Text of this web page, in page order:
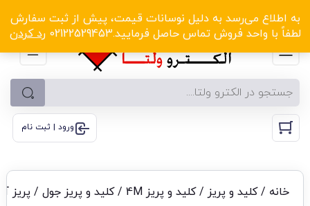
به اطلاع می‌رسد به دلیل نوسانات قیمت، پیش از ثبت سفارش
لطفاً با واحد فروش تماس حاصل فرمایید.02122529453
رد کردن
الکترو ولتا با تخفیف‌های شگفت‌انگیز! کلیک کنید
ورود | ثبت نام
خانه /کلید و پریز /کلید و پریز 4M /کلید و پریز جول/ پریز